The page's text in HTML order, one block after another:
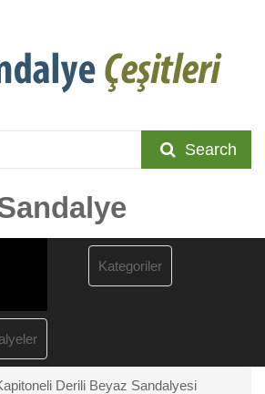
Search
Kategoriler
Derili Beyaz Sandalyesi